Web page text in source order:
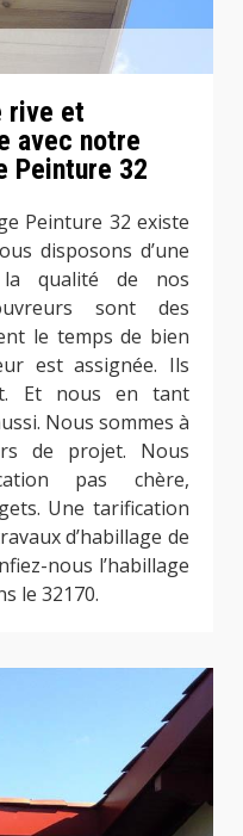
rive et
avec notre
Peinture 32
Peinture 32 existe
disposons d’une
qualité de nos
sont des
le temps de bien
est assignée. Ils
Et nous en tant
Nous sommes à
de projet. Nous
pas chère,
Une tarification
d’habillage de
nous l’habillage
le 32170.